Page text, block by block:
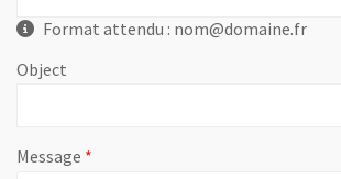
Format attendu : nom@domaine.fr
Object
Message , champ obligatoire